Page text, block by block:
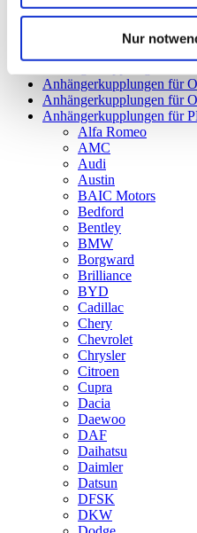
Nur
Aktionsware
Anhängelast erhöhen
Anhängerkupplungen für
Anhängerkupplungen für
Anhängerkupplungen für
Anhängerkupplungen für
Alfa Romeo
AMC
Audi
Austin
BAIC Motors
Bedford
Bentley
BMW
Borgward
Brilliance
BYD
Cadillac
Chery
Chevrolet
Chrysler
Citroen
Cupra
Dacia
Daewoo
DAF
Daihatsu
Daimler
Datsun
DFSK
DKW